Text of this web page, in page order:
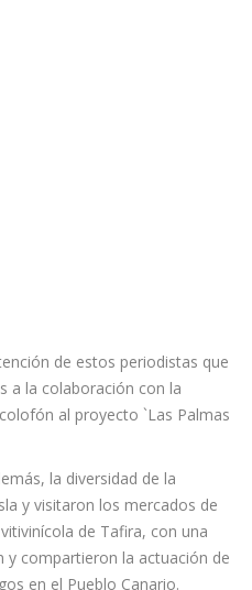
de estos periodistas que
a la colaboración con la
al proyecto `Las Palmas
la diversidad de la
y visitaron los mercados de
de Tafira, con una